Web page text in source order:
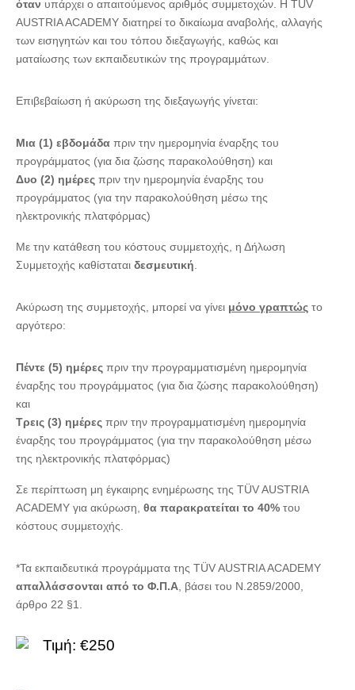
όταν υπάρχει ο απαιτούμενος αριθμός συμμετοχών. Η TÜV
AUSTRIA ACADEMY διατηρεί το δικαίωμα αναβολής, αλλαγής
των εισηγητών και του τόπου διεξαγωγής, καθώς και
ματαίωσης των εκπαιδευτικών της προγραμμάτων.
Επιβεβαίωση ή ακύρωση της διεξαγωγής γίνεται:
Μια (1) εβδομάδα πριν την ημερομηνία έναρξης του
προγράμματος (για δια ζώσης παρακολούθηση) και
Δυο (2) ημέρες πριν την ημερομηνία έναρξης του
προγράμματος (για την παρακολούθηση μέσω της
ηλεκτρονικής πλατφόρμας)
Με την κατάθεση του κόστους συμμετοχής, η Δήλωση
Συμμετοχής καθίσταται δεσμευτική
Ακύρωση της συμμετοχής, μπορεί να γίνει μόνο γραπτώς το
αργότερο:
Πέντε (5) ημέρες πριν την προγραμματισμένη ημερομηνία
έναρξης του προγράμματος (για δια ζώσης παρακολούθηση)
και
Τρεις (3) ημέρες πριν την προγραμματισμένη ημερομηνία
έναρξης του προγράμματος (για την παρακολούθηση μέσω
της ηλεκτρονικής πλατφόρμας)
Σε περίπτωση μη έγκαιρης ενημέρωσης της TÜV AUSTRIA
ACADEMY για ακύρωση, θα παρακρατείται το 40% του
κόστους συμμετοχής.
*Τα εκπαιδευτικά προγράμματα της TÜV AUSTRIA ACADEMY
απαλλάσσονται από το Φ.Π.Α , βάσει του Ν.2859/2000,
άρθρο 22 §1.
Τιμή: €250